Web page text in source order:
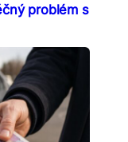
problém s